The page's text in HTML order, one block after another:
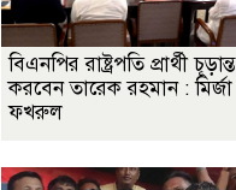
বিএনপির রাষ্ট্রপতি প্রার্থী চূড়ান্ত
করবেন তারেক রহমান : মির্জা
ফখরুল